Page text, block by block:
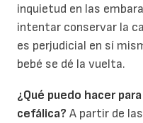
inquietud en las
intentar conservar la
es perjudicial en sí
bebé se dé la vuelta.
¿Qué puedo hacer
cefálica? A partir de